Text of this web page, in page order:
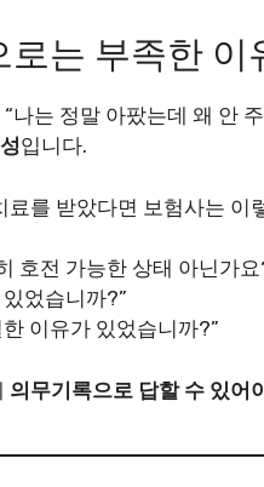
로는 부족한 이
나는 정말 아팠는데 왜 안
입니다.
를 받았다면 보험사는 이
호전 가능한 상태 아닌가요
었습니까?”
이유가 있었습니까?”
의무기록으로 답할 수 있어